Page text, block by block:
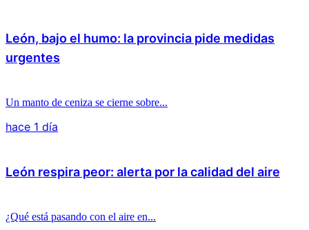
León, bajo el humo: la provincia pide medidas
urgentes
Un manto de ceniza se cierne sobre...
hace 1 día
León respira peor: alerta por la calidad del aire
¿Qué está pasando con el aire en...